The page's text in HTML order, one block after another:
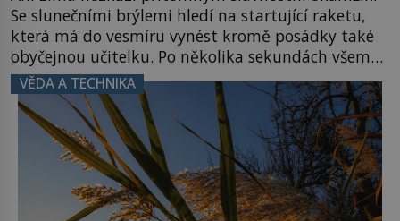
Se slunečními brýlemi hledí na startující raketu,
která má do vesmíru vynést kromě posádky také
obyčejnou učitelku. Po několika sekundách všem
ztuhnou úsměvy, stroj totiž exploduje. Jejich
konstrukce není z levného kraje, daňové
poplatníky stojí miliardy dolarů. Na druhou stranu
zvládnou jen představitelné věci. Na malé kousky
Název: Columbia První […]
VĚDA A TECHNIKA